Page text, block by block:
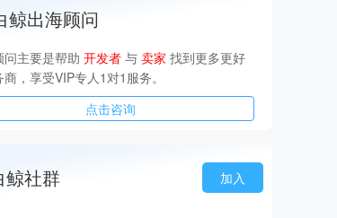
鲸出海顾问
问主要是帮助 开发者 与 卖家 找到更多更好
，享受VIP专人1对1服务。
点击咨询
鲸社群 加入